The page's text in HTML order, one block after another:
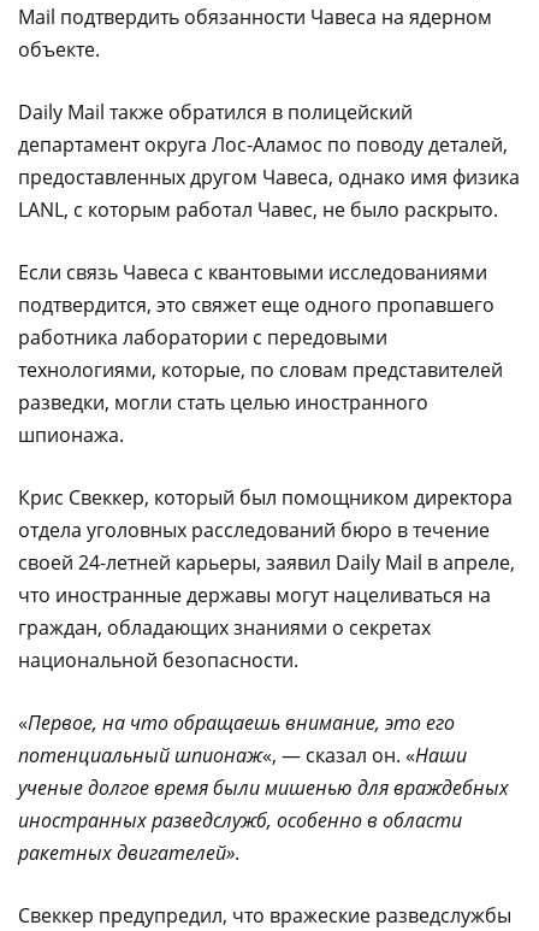
Mail подтвердить обязанности Чавеса на ядерном
объекте.
Daily Mail также обратился в полицейский
департамент округа Лос-Аламос по поводу деталей,
предоставленных другом Чавеса, однако имя физика
LANL, с которым работал Чавес, не было раскрыто.
Если связь Чавеса с квантовыми исследованиями
подтвердится, это свяжет еще одного пропавшего
работника лаборатории с передовыми
технологиями, которые, по словам представителей
разведки, могли стать целью иностранного
шпионажа.
Крис Свеккер, который был помощником директора
отдела уголовных расследований бюро в течение
своей 24-летней карьеры, заявил Daily Mail в апреле,
что иностранные державы могут нацеливаться на
граждан, обладающих знаниями о секретах
национальной безопасности.
«Первое, на что обращаешь внимание, это его
потенциальный шпионаж«, — сказал он. «Наши
ученые долгое время были мишенью для враждебных
иностранных разведслужб, особенно в области
ракетных двигателей».
Свеккер предупредил, что вражеские разведслужбы